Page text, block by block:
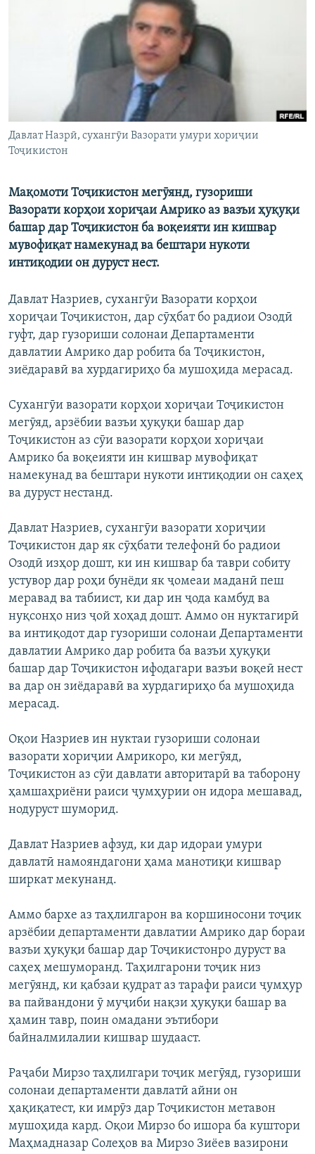
ГУЗОРИШҲОИ РАДИОӢ
ПАЙГИРӢ КУНЕД
Ҳамаи сомонаҳои RFE/RL
Давлат Назрӣ, сухангӯи Вазорати умури хориҷии
Тоҷикистон
Мақомоти Тоҷикистон мегӯянд, гузориши
Вазорати корҳои хориҷаи Амрико аз вазъи ҳуқуқи
башар дар Тоҷикистон ба воқеияти ин кишвар
мувофиқат намекунад ва бештари нукоти
интиқодии он дуруст нест.
Давлат Назриев, сухангӯи Вазорати корҳои
хориҷаи Тоҷикистон, дар сӯҳбат бо радиои Озодӣ
гуфт, дар гузориши солонаи Департаменти
давлатии Амрико дар робита ба Тоҷикистон,
зиёдаравӣ ва хурдагириҳо ба мушоҳида мерасад.
Сухангӯи вазорати корҳои хориҷаи Тоҷикистон
мегӯяд, арзёбии вазъи ҳуқуқи башар дар
Тоҷикистон аз сӯи вазорати корҳои хориҷаи
Амрико ба воқеияти ин кишвар мувофиқат
намекунад ва бештари нукоти интиқодии он саҳеҳ
ва дуруст нестанд.
Давлат Назриев, сухангӯи вазорати хориҷии
Тоҷикистон дар як сӯҳбати телефонӣ бо радиои
Озодӣ изҳор дошт, ки ин кишвар ба таври собиту
устувор дар роҳи бунёди як ҷомеаи маданӣ пеш
меравад ва табиист, ки дар ин ҷода камбуд ва
нуқсонҳо низ ҷой хоҳад дошт. Аммо он нуктагирӣ
ва интиқодот дар гузориши солонаи Департаменти
давлатии Амрико дар робита ба вазъи ҳуқуқи
башар дар Тоҷикистон ифодагари вазъи воқеӣ нест
ва дар он зиёдаравӣ ва хурдагириҳо ба мушоҳида
мерасад.
Оқои Назриев ин нуктаи гузориши солонаи
вазорати хориҷии Амрикоро, ки мегӯяд,
Тоҷикистон аз сӯи давлати авторитарӣ ва таборону
ҳамшаҳриёни раиси ҷумҳурии он идора мешавад,
нодуруст шуморид.
Давлат Назриев афзуд, ки дар идораи умури
давлатӣ намояндагони ҳама манотиқи кишвар
ширкат мекунанд.
Аммо бархе аз таҳлилгарон ва коршиносони тоҷик
арзёбии департаменти давлатии Амрико дар бораи
вазъи ҳуқуқи башар дар Тоҷикистонро дуруст ва
саҳеҳ мешуморанд. Таҳилгарони тоҷик низ
мегӯянд, ки қабзаи қудрат аз тарафи раиси ҷумҳур
ва пайвандони ӯ муҷиби нақзи ҳуқуқи башар ва
ҳамин тавр, поин омадани эътибори
байналмилалии кишвар шудааст.
Раҷаби Мирзо таҳлилгари тоҷик мегӯяд, гузориши
солонаи департаменти давлатӣ айни он
ҳақиқатест, ки имрӯз дар Тоҷикистон метавон
мушоҳида кард. Оқои Мирзо бо ишора ба куштори
Маҳмадназар Солеҳов ва Мирзо Зиёев вазирони